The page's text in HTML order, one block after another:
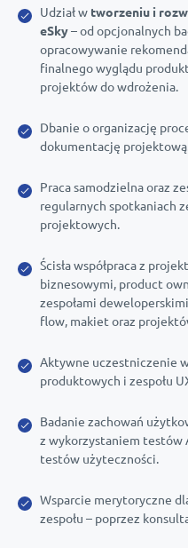
Udział w tworzeniu i
eSky– od opcjonalnych
opracowywanie
finalnego wyglądu
projektów do wdrożenia.
Dbanie o organizację
dokumentację
Praca samodzielna oraz
regularnych spotkaniach
projektowych.
Ścisła współpraca z
biznesowymi, product
zespołami
flow, makiet oraz
Aktywne uczestniczenie
produktowych i zespołu
Badanie zachowań
z wykorzystaniem testów
testów użyteczności.
Wsparcie merytoryczne
zespołu – poprzez